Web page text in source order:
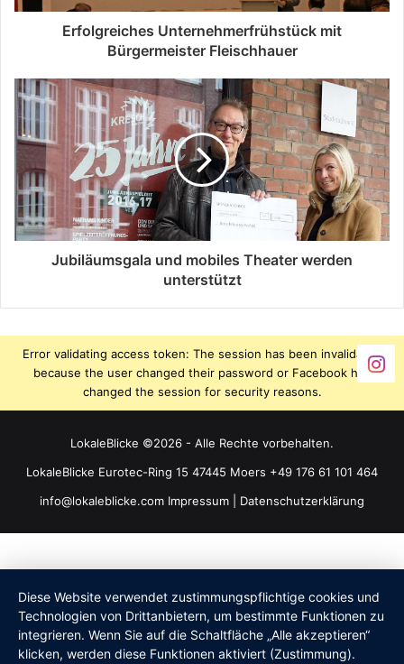
Erfolgreiches Unternehmerfrühstück mit
Bürgermeister Fleischhauer
Jubiläumsgala und mobiles Theater werden
unterstützt
Error validating access token: The session has been invalidated
because the user changed their password or Facebook has
changed the session for security reasons.
LokaleBlicke ©2026 - Alle Rechte vorbehalten.
LokaleBlicke Eurotec-Ring 15 47445 Moers +49 176 61 101 464
info@lokaleblicke.com Impressum Datenschutzerklärung
Diese Website verwendet zustimmungspflichtige cookies und
Technologien von Drittanbietern, um bestimmte Funktionen zu
integrieren. Wenn Sie auf die Schaltfläche „Alle akzeptieren“
klicken, werden diese Funktionen aktiviert (Zustimmung).